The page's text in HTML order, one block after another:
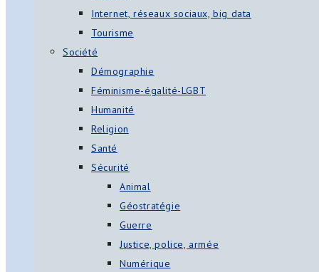
Internet, réseaux sociaux, big data
Tourisme
Société
Démographie
Féminisme-égalité-LGBT
Humanité
Religion
Santé
Sécurité
Animal
Géostratégie
Guerre
Justice, police, armée
Numérique